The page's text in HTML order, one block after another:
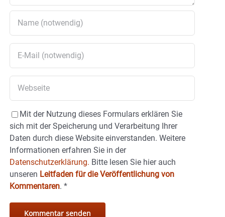
Mit der Nutzung dieses Formulars erklären Sie
sich mit der Speicherung und Verarbeitung Ihrer
Daten durch diese Website einverstanden. Weitere
Informationen erfahren Sie in der
Datenschutzerklärung. Bitte lesen Sie hier auch
unseren Leitfaden für die Veröffentlichung von
Kommentaren. *